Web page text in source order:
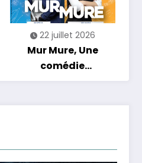
22 juillet 2026
Mur Mure, Une
comédie
romantique en